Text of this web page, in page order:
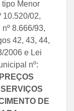
Menor
10.520/02,
8.666/93,
42, 43, 44,
2006 e Lei
nº:
DE